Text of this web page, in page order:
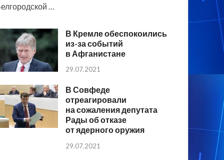
…
В Кремле обеспокоились
из-за событий
в Афганистане
29.07.2021
В Совфеде
отреагировали
на сожаления депутата
Рады об отказе
от ядерного оружия
29.07.2021